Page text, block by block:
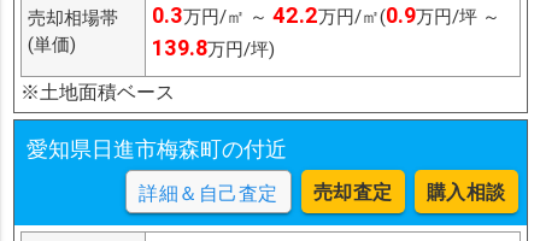
売却相場帯
(単価)
0.3万円/㎡ ～ 42.2万円/㎡(0.9万円/坪 ～
139.8万円/坪)
※土地面積ベース
愛知県日進市梅森町の付近
詳細＆自己査定 売却査定 購入相談